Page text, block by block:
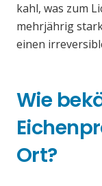
kahl, was zum
mehrjährig
einen
Wie
Ort?